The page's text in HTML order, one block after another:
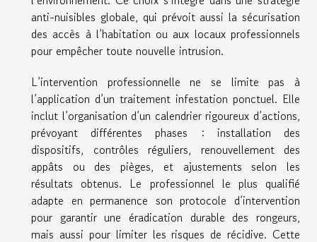
anti-nuisibles globale, qui prévoit aussi la sécurisation
des accès à l’habitation ou aux locaux professionnels
pour empêcher toute nouvelle intrusion.
L’intervention professionnelle ne se limite pas à
l’application d’un traitement infestation ponctuel. Elle
inclut l’organisation d’un calendrier rigoureux d’actions,
prévoyant différentes phases : installation des
dispositifs, contrôles réguliers, renouvellement des
appâts ou des pièges, et ajustements selon les
résultats obtenus. Le professionnel le plus qualifié
adapte en permanence son protocole d’intervention
pour garantir une éradication durable des rongeurs,
mais aussi pour limiter les risques de récidive. Cette